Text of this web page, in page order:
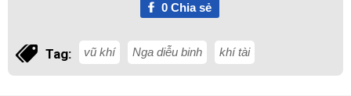
0Chia sẻ
Tag: vũ khí Nga diễu binh khí tài